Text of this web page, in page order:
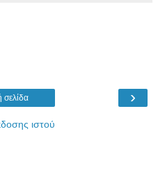
›
σελίδα
ιστού